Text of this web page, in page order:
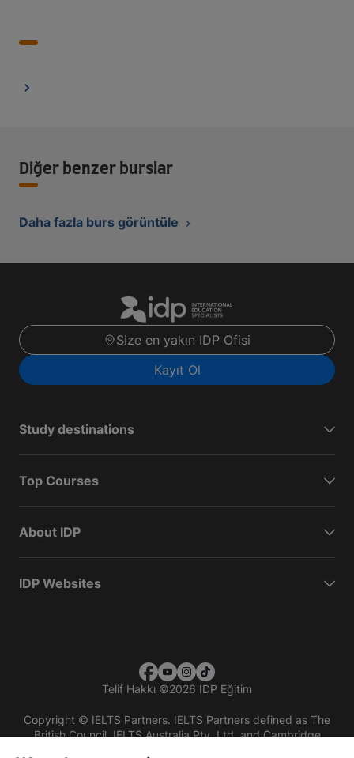
Diğer benzer burslar
Daha fazla burs görüntüle
Size en yakın IDP Ofisi
Kayıt Ol
Study destinations
Top Courses
About IDP
IDP Websites
Telif Hakkı ©2026 IDP Eğitim
Copyright © IELTS Partners. IELTS Partners defined as The
British Council, IELTS Australia Pty. Ltd. and Cambridge